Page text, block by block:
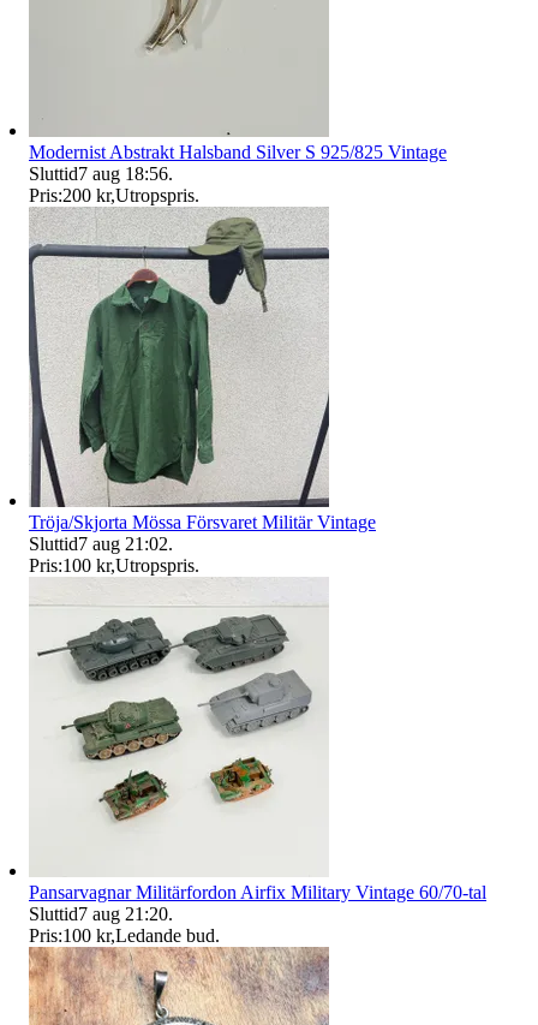
Modernist Abstrakt Halsband Silver S 925/825 Vintage
Sluttid7 aug 18:56.
Pris:200 kr,Utropspris.
Tröja/Skjorta Mössa Försvaret Militär Vintage
Sluttid7 aug 21:02.
Pris:100 kr,Utropspris.
Pansarvagnar Militärfordon Airfix Military Vintage 60/70-tal
Sluttid7 aug 21:20.
Pris:100 kr,Ledande bud.